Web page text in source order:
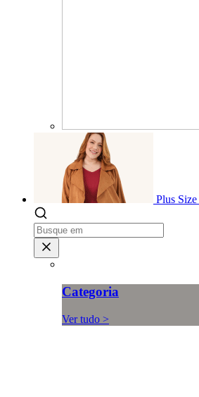
Plus Size
Categoria
Ver tudo >